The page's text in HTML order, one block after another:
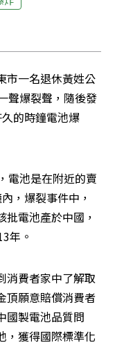
市一名退休黃姓公
聲爆裂聲，隨後發
的時鐘電池爆
電池是在附近的賣
，爆裂事件中，
電池產於中國，
年。
消費者家中了解取
頂願意賠償消費者
國製電池品質問
，獲得國際標準化